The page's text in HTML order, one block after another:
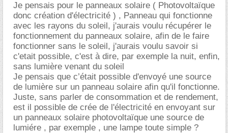
Je pensais pour le panneaux solaire ( Photovoltaïque
donc création d'électricité ) , Panneau qui fonctionne
avec les rayons du soleil, j'aurais voulu récupérer le
fonctionnement du panneaux solaire, afin de le faire
fonctionner sans le soleil, j'aurais voulu savoir si
c'etait possible, c'est à dire, par exemple la nuit, enfin,
sans lumière venant du soleil
Je pensais que c’était possible d'envoyé une source
de lumière sur un panneau solaire afin qu'il fonctionne.
Juste, sans parler de consommation et de rendement,
est il possible de crée de l'électricité en envoyant sur
un panneaux solaire photovoltaïque une source de
lumiére , par exemple , une lampe toute simple ?